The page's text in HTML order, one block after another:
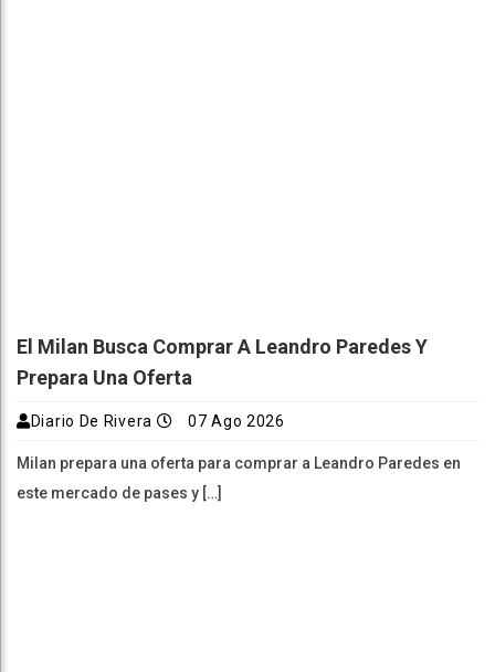
El Milan Busca Comprar A Leandro Paredes Y
Prepara Una Oferta
Diario De Rivera 07 Ago 2026
Milan prepara una oferta para comprar a Leandro Paredes en
este mercado de pases y […]